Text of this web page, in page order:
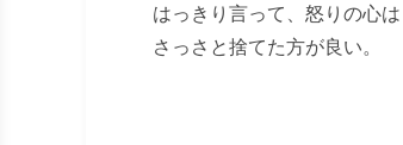
はっきり言って、怒りの心は
さっさと捨てた方が良い。